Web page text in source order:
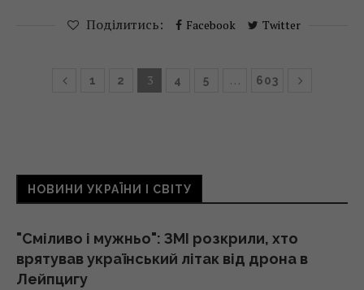
Поділитись: Facebook Twitter
1 2 3 4 5 … 603
НОВИНИ УКРАЇНИ І СВІТУ
"Сміливо і мужньо": ЗМІ розкрили, хто
врятував український літак від дрона в
Лейпцигу